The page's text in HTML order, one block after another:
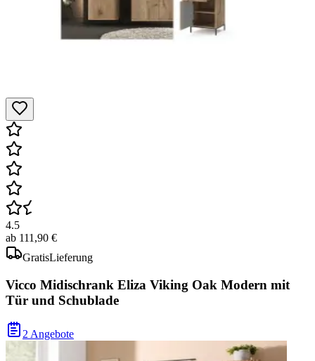
4.5
ab 111,90 €
GratisLieferung
Vicco Midischrank Eliza Viking Oak Modern mit
Tür und Schublade
2 Angebote